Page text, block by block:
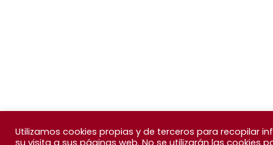
Utilizamos cookies propias y de terceros para recopilar
su visita a sus páginas web. No se utilizarán las cookies